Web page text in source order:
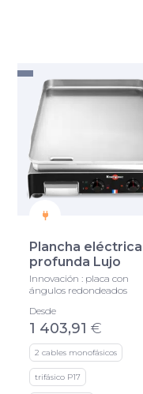
Plancha eléctrica
profunda Lujo
Innovación : placa con
ángulos redondeados
Desde
1 403,91 €
2 cables monofásicos
trifásico P17